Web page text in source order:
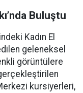
Buluştu
Kadın El
geleneksel
görüntülere
kursiyerleri,